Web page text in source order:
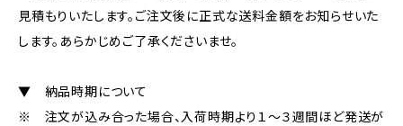
見積もりいたします。ご注文後に正式な送料金額をお知らせいた
します。あらかじめご了承くださいませ。
▼ 納品時期について
※ 注文が込み合った場合、入荷時期より１～３週間ほど発送が